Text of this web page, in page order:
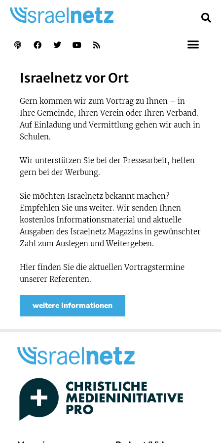
Israelnetz vor Ort
Gern kommen wir zum Vortrag zu Ihnen – in
Ihre Gemeinde, Ihren Verein oder Ihren Verband.
Auf Einladung und Vermittlung gehen wir auch in
Schulen.
Wir unterstützen Sie bei der Pressearbeit, helfen
gern bei der Werbung.
Sie möchten Israelnetz bekannt machen?
Empfehlen Sie uns weiter. Wir senden Ihnen
kostenlos Informationsmaterial und aktuelle
Ausgaben des Israelnetz Magazins in gewünschter
Zahl zum Auslegen und Weitergeben.
Hier finden Sie die aktuellen Vortragstermine
unserer Referenten.
weitere Informationen